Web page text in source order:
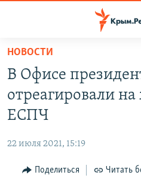
Вернуться
основному
содержанию
Вернутся
главной
Вернутся
НОВОСТИ
СПЕЦПРОЕКТЫ
ГРУЗ 200
11 ЛЕТ ОККУПАЦИИ КРЫМА. 11
ВОДА
ЕЩЕ
ИНТЕРАКТИВ
РАДІО СВОБОДА
НОВОСТИ
В Офисе
отреагировали
ЕСПЧ
22 июля 2021, 15:19
Поделиться Читать